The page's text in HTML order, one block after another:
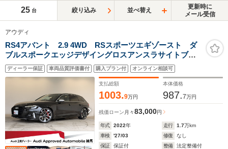
25 台 絞り込み 並べ替え
更新時に
メール受信
アウディ
RS4アバント 2.9 4WD RSスポーツエギゾースト ダ
ブルスポークエッジデザイングロスアンスラサイトブラ
ックAW レッドキャリパー TVチューナー サラウンド
ビューカメラ スマートフォンワイヤレスチャージン
ディーラー保証 車両品質評価書付 購入プラン付 オンライン相談可
支払総額
1003.9万円
本体価格
987.7万円
残価ローン 月々83,000円
年式 2022年 走行 1.7万km
車検
'27/03 修復
なし
保証
保証付 整備
法定整備付